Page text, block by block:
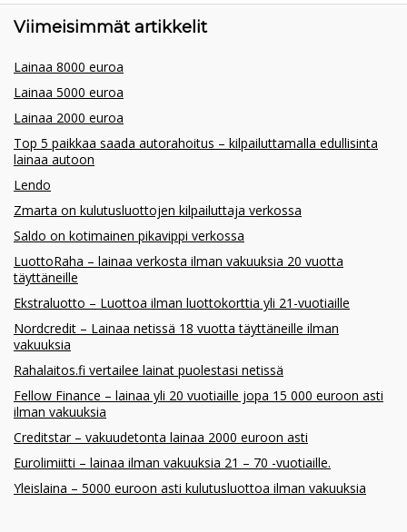
Viimeisimmät artikkelit
Lainaa 8000 euroa
Lainaa 5000 euroa
Lainaa 2000 euroa
Top 5 paikkaa saada autorahoitus – kilpailuttamalla edullisinta
lainaa autoon
Lendo
Zmarta on kulutusluottojen kilpailuttaja verkossa
Saldo on kotimainen pikavippi verkossa
LuottoRaha – lainaa verkosta ilman vakuuksia 20 vuotta
täyttäneille
Ekstraluotto – Luottoa ilman luottokorttia yli 21-vuotiaille
Nordcredit – Lainaa netissä 18 vuotta täyttäneille ilman
vakuuksia
Rahalaitos.fi vertailee lainat puolestasi netissä
Fellow Finance – lainaa yli 20 vuotiaille jopa 15 000 euroon asti
ilman vakuuksia
Creditstar – vakuudetonta lainaa 2000 euroon asti
Eurolimiitti – lainaa ilman vakuuksia 21 – 70 -vuotiaille.
Yleislaina – 5000 euroon asti kulutusluottoa ilman vakuuksia